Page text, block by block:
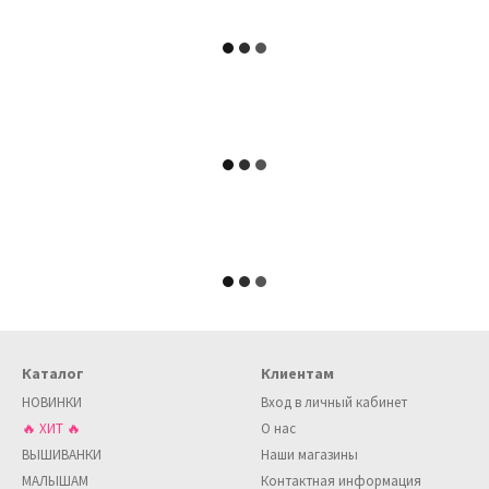
Каталог
НОВИНКИ
🔥 ХИТ 🔥
ВЫШИВАНКИ
МАЛЫШАМ
Клиентам
Вход в личный кабинет
О нас
Наши магазины
Контактная информация